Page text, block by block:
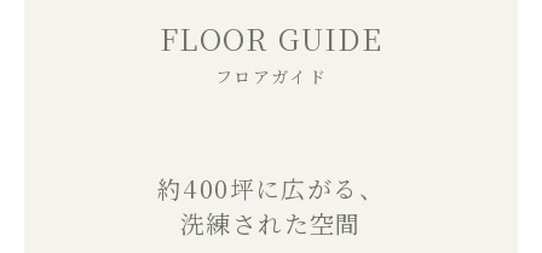
FLOOR GUIDE
フロアガイド
約400坪に広がる、
洗練された空間